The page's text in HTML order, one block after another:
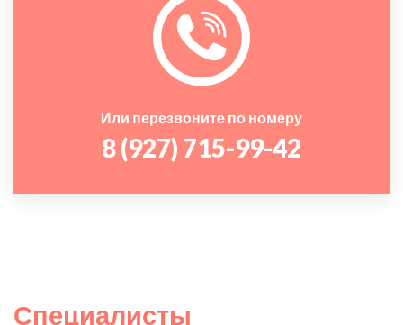
Или перезвоните по номеру
8 (927) 715-99-42
Специалисты